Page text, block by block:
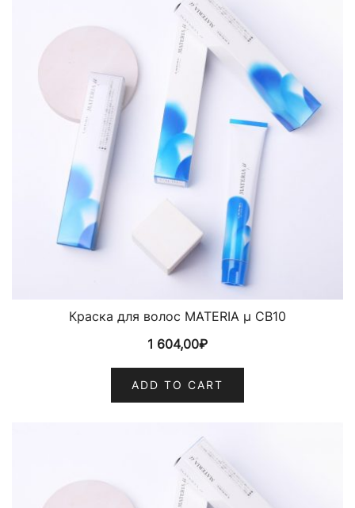
Краска для волос MATERIA µ CB10
1 604,00₽
ADD TO CART